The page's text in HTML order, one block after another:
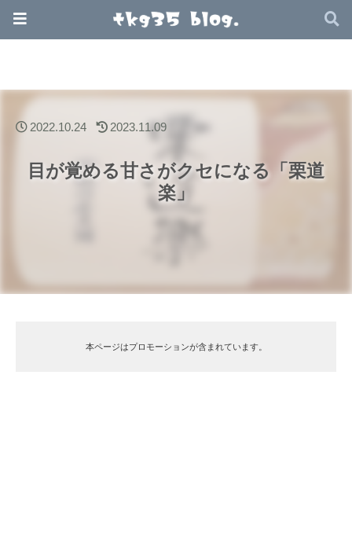
目が覚める甘さがクセになる「栗道
楽」
2022.10.24 2023.11.09
本ページはプロモーションが含まれています。